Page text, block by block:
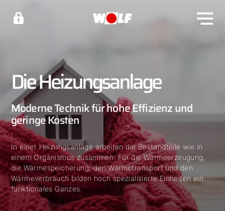
Die Heizungsanlage
Moderne Technik für hohe Effizienz und
geringe Kosten
In einer Heizungsanlage arbeiten die Bestandteile wie in
einem Organismus zusammen: Für die Wärmeerzeugung,
die Wärmespeicherung, den Wärmetransport und den
Wärmeverbrauch bilden hoch spezialisierte Einheiten ein
funktionales Ganzes.